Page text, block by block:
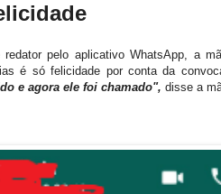
pelo aplicativo WhatsApp, a
é só felicidade por conta da
e agora ele foi chamado", disse a